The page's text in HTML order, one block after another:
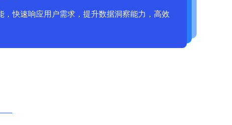
，快速响应用户需求，提升数据洞察能力，高效